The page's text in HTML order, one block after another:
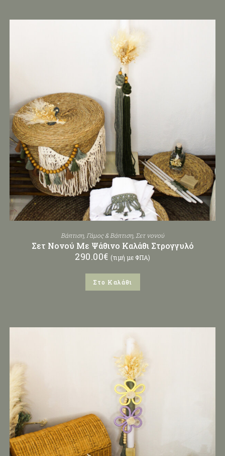
Βάπτιση,Γάμος & Βάπτιση,Σετ νονού
Σετ Νονού Με Ψάθινο Καλάθι Στρογγυλό
290.00€ (τιμή με ΦΠΑ)
Στο Καλάθι